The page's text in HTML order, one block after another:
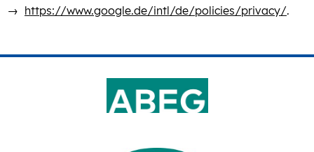
https://www.google.de/intl/de/policies/privacy/.